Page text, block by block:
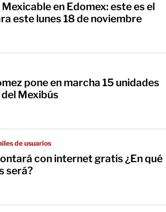
en Edomex: este es el
este lunes 18 de noviembre
pone en marcha 15 unidades
Mexibús
de usuarios
con internet gratis ¿En qué
será?